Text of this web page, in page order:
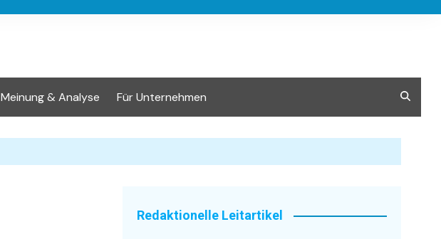
Meinung & Analyse Für Unternehmen
Redaktionelle Leitartikel